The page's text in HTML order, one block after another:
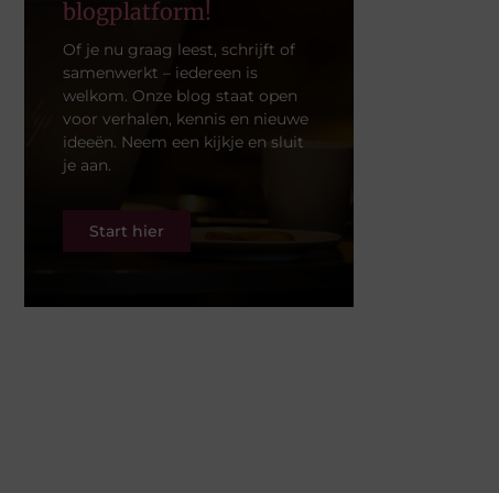
blogplatform!
Of je nu graag leest, schrijft of
samenwerkt – iedereen is
welkom. Onze blog staat open
voor verhalen, kennis en nieuwe
ideeën. Neem een kijkje en sluit
je aan.
Start hier